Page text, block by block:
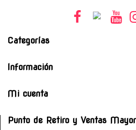
Categorías
Información
Mi cuenta
Punto de Retiro y Ventas